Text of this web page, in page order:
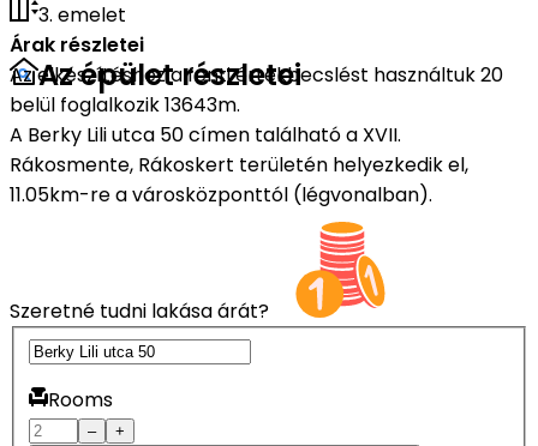
3. emelet
Árak részletei
Az elkészítéshez a fenti értékbecslést használtuk 20
belül foglalkozik 13643m.
Az épület részletei
A Berky Lili utca 50 címen található a XVII.
Rákosmente, Rákoskert területén helyezkedik el,
11.05km-re a városközponttól (légvonalban).
Szeretné tudni lakása árát?
Rooms
– +